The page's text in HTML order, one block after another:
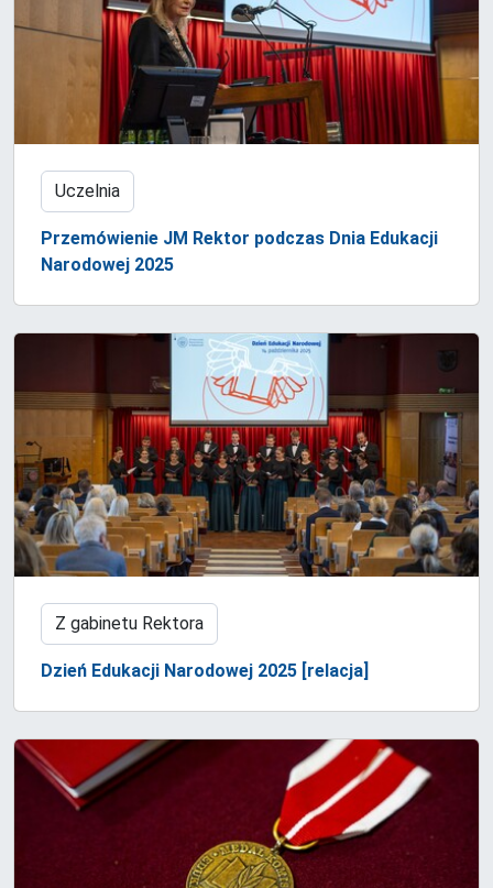
Uczelnia
Przemówienie JM Rektor podczas Dnia Edukacji
Narodowej 2025
Z gabinetu Rektora
Dzień Edukacji Narodowej 2025 [relacja]